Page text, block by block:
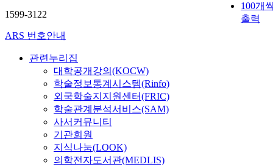
100개
출력
1599-3122
ARS 번호안내
관련누리집
대학공개강의(KOCW)
학술정보통계시스템(Rinfo)
외국학술지지원센터(FRIC)
학술관계분석서비스(SAM)
사서커뮤니티
기관회원
지식나눔(LOOK)
의학전자도서관(MEDLIS)